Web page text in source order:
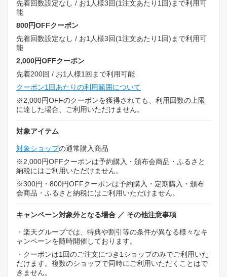
先着回数設定なし / お1人様3回(1注文あたり1回)まで利用可
能
800円OFFクーポン
先着回数設定なし / お1人様3回(1注文あたり1回)まで利用可
能
2,000円OFFクーポン
先着200回 / お1人様1回まで利用可能
クーポン1回あたりの利用範囲について
※2,000円OFFのクーポンを獲得されても、利用回数の上限
に達した場合、ご利用いただけません。
対象アイテム
対象ショップの通常購入商品
※2,000円OFFクーポンは予約購入・頒布会商品・ふるさと
納税にはご利用いただけません。
※300円・800円OFFクーポンは予約購入・定期購入・頒布
会商品・ふるさと納税にはご利用いただけません。
キャンペーン対象外となる場合 ／ その他注意事項
・楽天グループでは、特典や割引等の条件が異なる様々なキ
ャンペーンを随時開催しております。
・クーポンは1回のご注文につき1ショップのみでご利用いた
だけます。複数のショップで同時にご利用いただくことはで
きません。